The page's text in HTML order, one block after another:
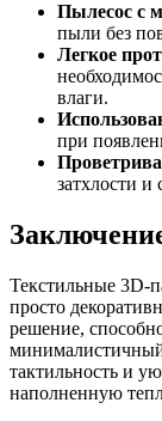
Пылесос с
пыли без
Легкое
влаги.
при
затхлости и
Текстильные 3D-
просто
решение,
тактильность и
наполненную